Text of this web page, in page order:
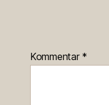
Kommentar *